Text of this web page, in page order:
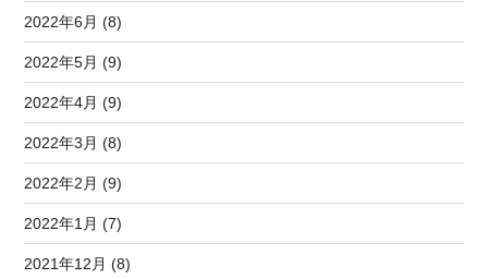
2022年6月 (8)
2022年5月 (9)
2022年4月 (9)
2022年3月 (8)
2022年2月 (9)
2022年1月 (7)
2021年12月 (8)